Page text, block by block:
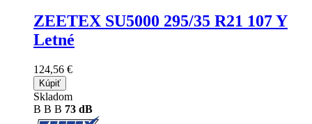
ZEETEX SU5000 295/35 R21 107 Y
Letné
124,56 €
Kúpiť
Skladom
B B B 73 dB